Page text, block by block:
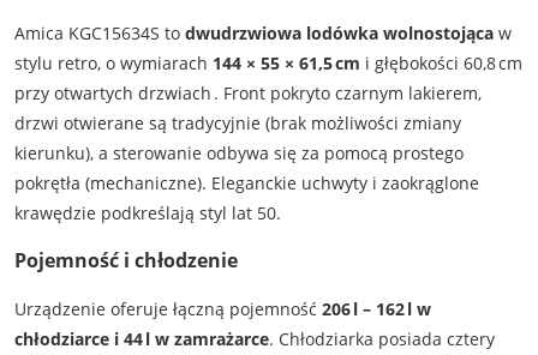
Amica KGC15634S to dwudrzwiowa lodówka wolnostojącaw
stylu retro, o wymiarach 144 × 55 × 61,5 cm i głębokości 60,8 cm
przy otwartych drzwiach . Front pokryto czarnym lakierem,
drzwi otwierane są tradycyjnie (brak możliwości zmiany
kierunku), a sterowanie odbywa się za pomocą prostego
pokrętła (mechaniczne). Eleganckie uchwyty i zaokrąglone
krawędzie podkreślają styl lat 50.
Pojemność i chłodzenie
Urządzenie oferuje łączną pojemność 206 l – 162 l w
chłodziarce i 44 l w zamrażarce. Chłodziarka posiada cztery